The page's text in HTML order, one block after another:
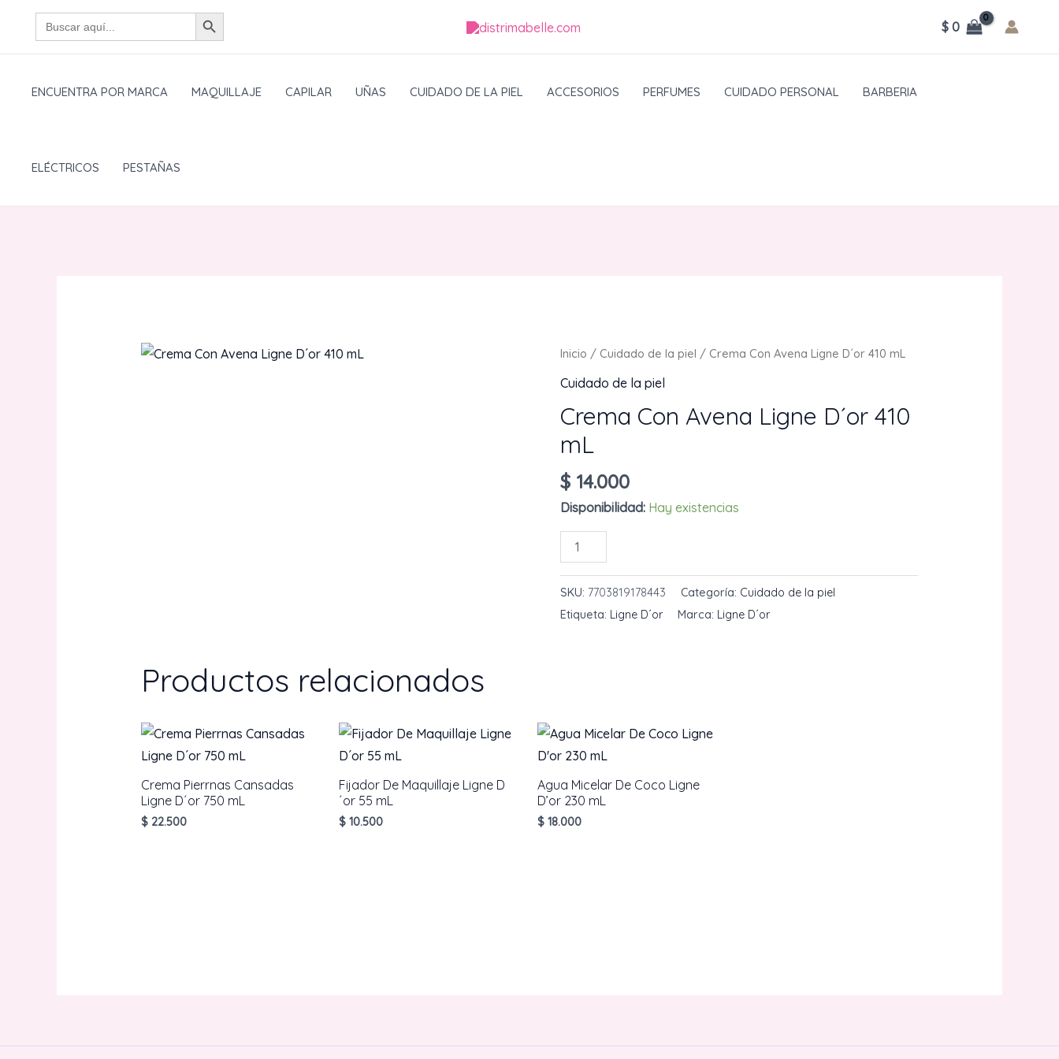
Buscar: BOTÓN DE BÚSQUEDA
$0
ENCUENTRA POR MARCA MAQUILLAJE CAPILAR UÑAS CUIDADO DE LA PIEL ACCESORIOS PERFUMES CUIDADO PERSONAL BARBERIA
ELÉCTRICOS PESTAÑAS
Inicio / Cuidado de la piel / Crema Con Avena Ligne D´or 410 mL
Cuidado de la piel
Crema Con Avena Ligne D´or 410
mL
$ 14.000
Disponibilidad: Hay existencias
Crema
Con
Avena
Ligne
SKU: 7703819178443 Categoría: Cuidado de la piel
Etiqueta: Ligne D´or Marca: Ligne D´or
Productos relacionados
Crema Pierrnas Cansadas
Ligne D´or 750 mL
$22.500
Fijador De Maquillaje Ligne D
´or 55 mL
$ 10.500
Agua Micelar De Coco Ligne
D’or 230 mL
$ 18.000